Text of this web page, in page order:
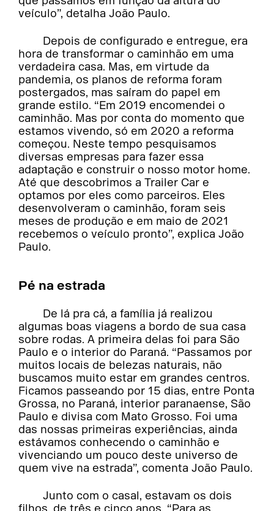
veículo”, detalha João Paulo.
Depois de configurado e entregue, era
hora de transformar o caminhão em uma
verdadeira casa. Mas, em virtude da
pandemia, os planos de reforma foram
postergados, mas saíram do papel em
grande estilo. “Em 2019 encomendei o
caminhão. Mas por conta do momento que
estamos vivendo, só em 2020 a reforma
começou. Neste tempo pesquisamos
diversas empresas para fazer essa
adaptação e construir o nosso motor home.
Até que descobrimos a Trailer Car e
optamos por eles como parceiros. Eles
desenvolveram o caminhão, foram seis
meses de produção e em maio de 2021
recebemos o veículo pronto”, explica João
Paulo.
Pé na estrada
De lá pra cá, a família já realizou
algumas boas viagens a bordo de sua casa
sobre rodas. A primeira delas foi para São
Paulo e o interior do Paraná. “Passamos por
muitos locais de belezas naturais, não
buscamos muito estar em grandes centros.
Ficamos passeando por 15 dias, entre Ponta
Grossa, no Paraná, interior paranaense, São
Paulo e divisa com Mato Grosso. Foi uma
das nossas primeiras experiências, ainda
estávamos conhecendo o caminhão e
vivenciando um pouco deste universo de
quem vive na estrada”, comenta João Paulo.
Junto com o casal, estavam os dois